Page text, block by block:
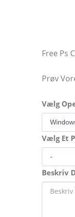
Free Ps
Prøv
Vælg
Vælg Et
Beskriv